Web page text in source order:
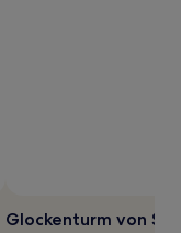
Glockenturm von